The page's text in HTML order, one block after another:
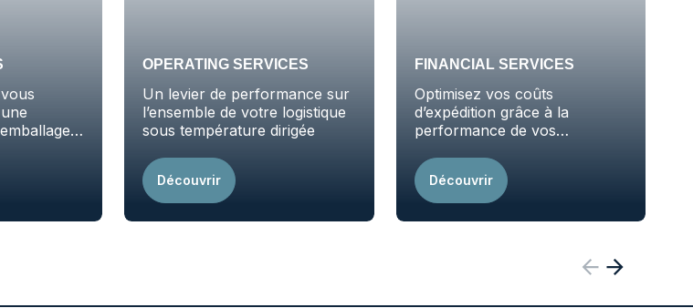
OPERATING SERVICES
Un levier de performance sur
l’ensemble de votre logistique
sous température dirigée
Découvrir
FINANCIAL SERVICES
Optimisez vos coûts
d’expédition grâce à la
performance de vos
Découvrir